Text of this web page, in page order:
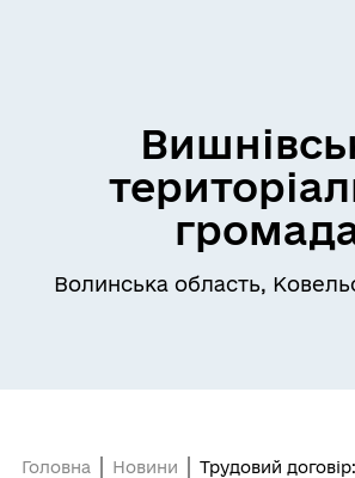
Волинська область,
Головна Новини
Трудовий